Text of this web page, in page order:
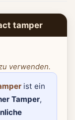
tamper
verwenden.
ist ein
Tamper,